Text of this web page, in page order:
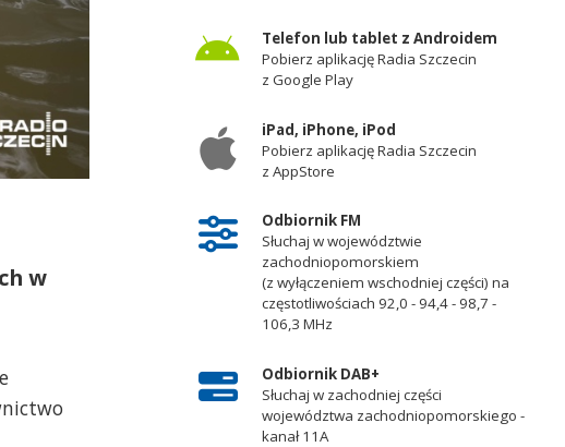
w
Telefon lub tablet z Androidem
Pobierz aplikację Radia Szczecin
z Google Play
iPad, iPhone, iPod
Pobierz aplikację Radia Szczecin
z AppStore
Odbiornik FM
Słuchaj w województwie
zachodniopomorskiem
(z wyłączeniem wschodniej części) na
częstotliwościach 92,0 - 94,4 - 98,7 -
106,3 MHz
Odbiornik DAB+
Słuchaj w zachodniej części
województwa zachodniopomorskiego -
kanał 11A